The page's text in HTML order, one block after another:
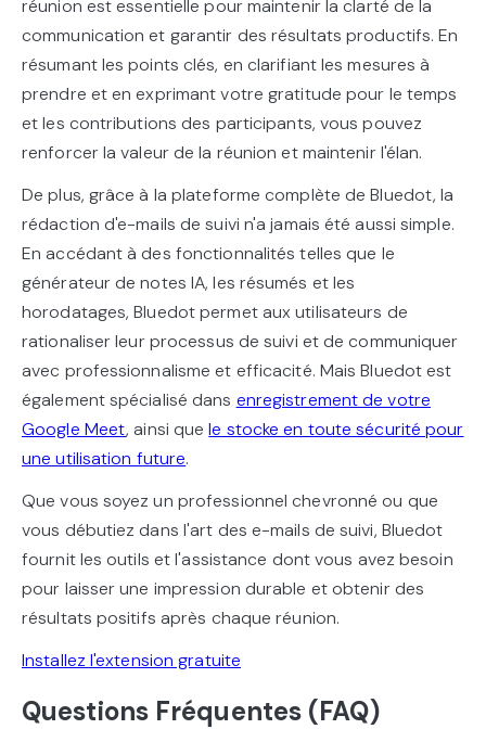
réunion est essentielle pour maintenir la clarté de la
communication et garantir des résultats productifs. En
résumant les points clés, en clarifiant les mesures à
prendre et en exprimant votre gratitude pour le temps
et les contributions des participants, vous pouvez
renforcer la valeur de la réunion et maintenir l'élan.
De plus, grâce à la plateforme complète de Bluedot, la
rédaction d'e-mails de suivi n'a jamais été aussi simple.
En accédant à des fonctionnalités telles que le
générateur de notes IA, les résumés et les
horodatages, Bluedot permet aux utilisateurs de
rationaliser leur processus de suivi et de communiquer
avec professionnalisme et efficacité. Mais Bluedot est
également spécialisé dans enregistrement de votre
Google Meet, ainsi quele stocke en toute sécurité pour
une utilisation future.
Que vous soyez un professionnel chevronné ou que
vous débutiez dans l'art des e-mails de suivi, Bluedot
fournit les outils et l'assistance dont vous avez besoin
pour laisser une impression durable et obtenir des
résultats positifs après chaque réunion.
Installez l'extension gratuite
Questions Fréquentes (FAQ)